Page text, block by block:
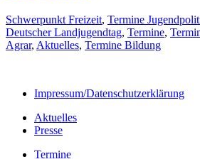
Schwerpunkt Freizeit, Termine
Deutscher Landjugendtag, Termine,
Agrar, Aktuelles, Termine Bildung
Impressum/Datenschutzerklärung
Aktuelles
Presse
Termine